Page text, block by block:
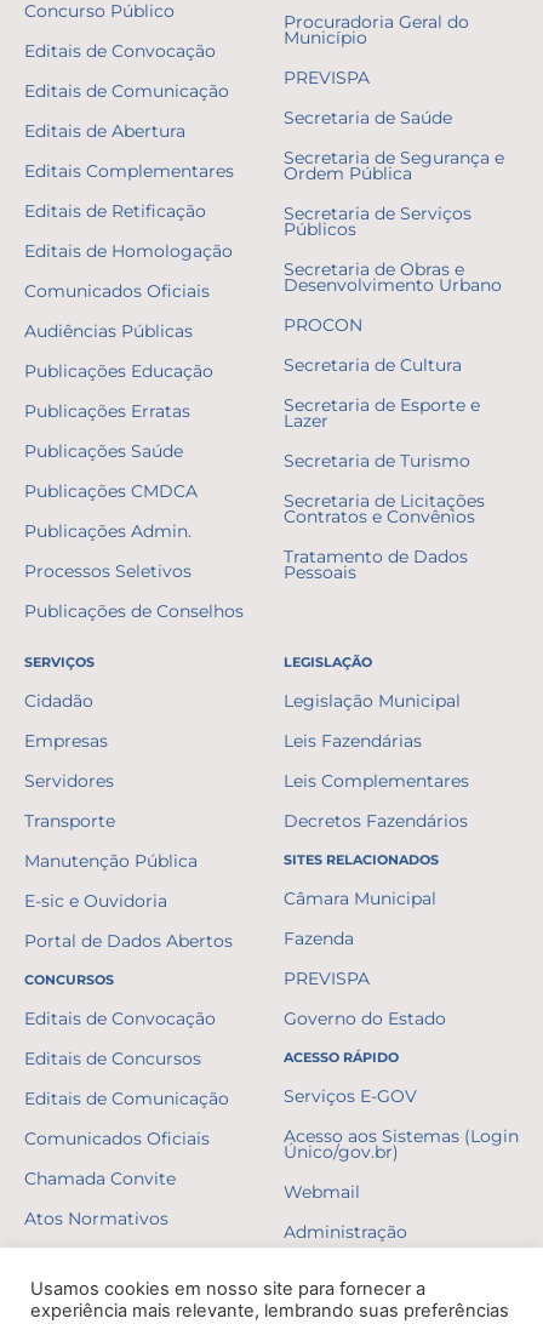
Concurso Público
Editais de Convocação
Editais de Comunicação
Editais de Abertura
Editais Complementares
Editais de Retificação
Editais de Homologação
Comunicados Oficiais
Audiências Públicas
Publicações Educação
Publicações Erratas
Publicações Saúde
Publicações CMDCA
Publicações Admin.
Processos Seletivos
Publicações de Conselhos
Procuradoria Geral do
Município
PREVISPA
Secretaria de Saúde
Secretaria de Segurança e
Ordem Pública
Secretaria de Serviços
Públicos
Secretaria de Obras e
Desenvolvimento Urbano
PROCON
Secretaria de Cultura
Secretaria de Esporte e
Lazer
Secretaria de Turismo
Secretaria de Licitações
Contratos e Convênios
Tratamento de Dados
Pessoais
SERVIÇOS
Cidadão
Empresas
Servidores
Transporte
Manutenção Pública
E-sic e Ouvidoria
Portal de Dados Abertos
CONCURSOS
Editais de Convocação
Editais de Concursos
Editais de Comunicação
Comunicados Oficiais
Chamada Convite
Atos Normativos
Gabaritos
LEGISLAÇÃO
Legislação Municipal
Leis Fazendárias
Leis Complementares
Decretos Fazendários
SITES RELACIONADOS
Câmara Municipal
Fazenda
PREVISPA
Governo do Estado
ACESSO RÁPIDO
Serviços E-GOV
Acesso aos Sistemas (Login
Único/gov.br)
Webmail
Administração
Usamos cookies em nosso site para fornecer a
experiência mais relevante, lembrando suas preferências